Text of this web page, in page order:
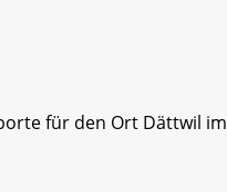
für den Ort Dättwil im